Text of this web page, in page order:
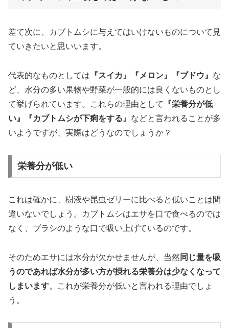
差て次に、カブトムシに与えてはいけないものについて見
ていきたいと思いいます。
代表的なものとしては 『スイカ』『メロン』『ブドウ』 な
ど、水分の多い果物や野菜が一般的には良くないものとし
て挙げられています。これらの理由として
『栄養分が低
い』『カブトムシが下痢をする』 などと言われることが多
いようですが、実際はどうなのでしょうか？
栄養分が低い
これは確かに、樹液や昆虫ゼリーに比べると低いことは間
違いないでしょう。カブトムシはエサを口で食べるのでは
なく、ブラシのような口で吸い上げているのです。
そのためエサには水分が欠かせませんが、当然 同じ量を吸
うのであれば水分が多い方が摂れる栄養分は少なくなって
しまいます。これが栄養分が低いと言われる理由でしょ
う。